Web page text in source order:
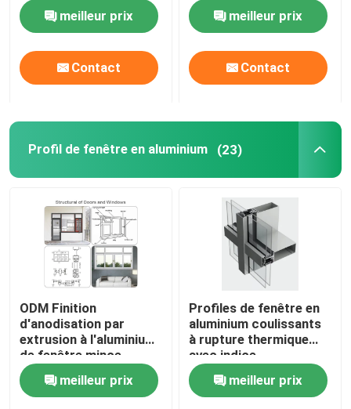
Contact
Tous les cas
Demande de soumission
profils en aluminium pour des fenêtres et des portes
Profil de fenêtre en aluminium
meilleur prix
Contact
meilleur prix
Contact
Profil de fenêtre en aluminium (23)
ODM Finition
d'anodisation par
extrusion à l'aluminium
de fenêtre mince
meilleur prix
Profiles de fenêtre en
aluminium coulissants
à rupture thermique
avec indice
d'étanchéité IP65
meilleur prix